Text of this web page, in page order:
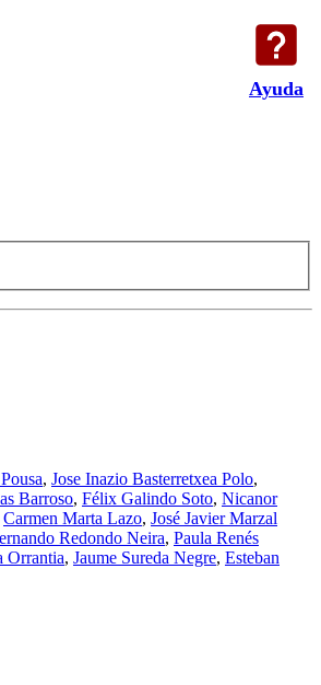
Ayuda
, Jose Inazio Basterretxea Polo,
Barroso, Félix Galindo Soto, Nicanor
Carmen Marta Lazo, José Javier Marzal
Redondo Neira, Paula Renés
Orrantia, Jaume Sureda Negre, Esteban